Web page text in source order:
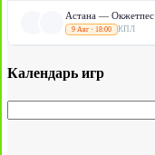
Астана — Окжетпес
9 Авг · 18:00 КПЛ
Календарь игр